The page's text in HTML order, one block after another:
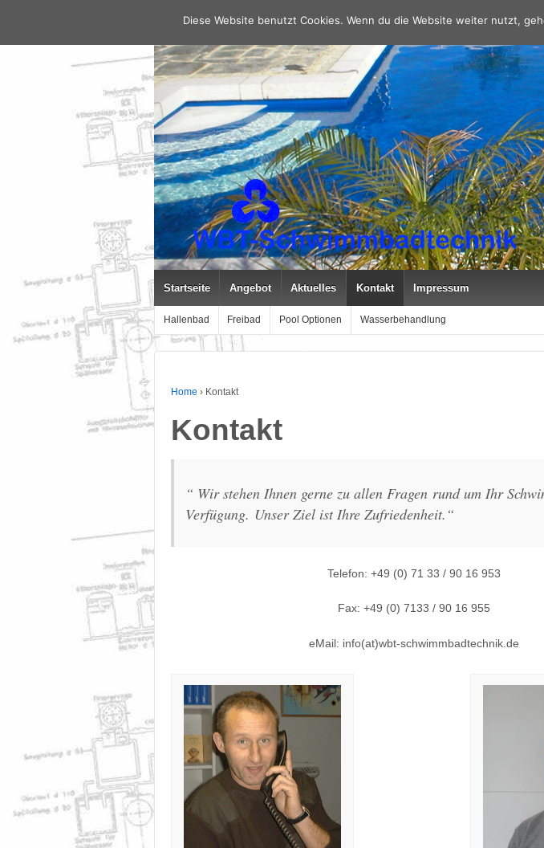
Startseite Angebot Aktuelles Kontakt Impressum
Hallenbad Freibad Pool Optionen Wasserbehandlung
Home › Kontakt
Kontakt
“ Wir stehen Ihnen gerne zu allen Fragen rund um Ihr
Verfügung. Unser Ziel ist Ihre Zufriedenheit.“
Telefon: +49 (0) 71 33 / 90 16 953
Fax: +49 (0) 7133 / 90 16 955
eMail: info(at)wbt-schwimmbadtechnik.de
Diese Website benutzt Cookies. Wenn du die Website weiter nutzt,